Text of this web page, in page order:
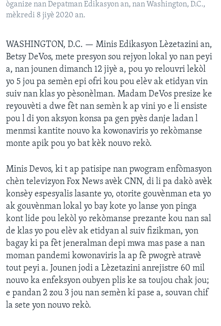
òganize nan Depatman Edikasyon an, nan Washington, D.C.,
mèkredi 8 jiyè 2020 an.
WASHINGTON, D.C. — Minis Edikasyon Lèzetazini an,
Betsy DeVos, mete presyon sou rejyon lokal yo nan peyi
a, nan jounen dimanch 12 jiyè a, pou yo relouvri lekòl
yo 5 jou pa semèn epi ofri kou pou elèv ak etidyan vin
suiv nan klas yo pèsonèlman. Madam DeVos presize ke
reyouvèti a dwe fèt nan semèn k ap vini yo e li ensiste
pou l di yon aksyon konsa pa gen pyès danje ladan l
menmsi kantite nouvo ka kowonaviris yo rekòmanse
monte apik pou yo bat kèk nouvo rekò.
Minis Devos, ki t ap patisipe nan pwogram enfòmasyon
chèn televizyon Fox News avèk CNN, di li pa dakò avèk
konsèy espesyalis lasante yo, otorite gouvènman eta yo
ak gouvènman lokal yo bay kote yo lanse yon pinga
kont lide pou lekòl yo rekòmanse prezante kou nan sal
de klas yo pou elèv ak etidyan al suiv fizikman, yon
bagay ki pa fèt jeneralman depi mwa mas pase a nan
moman pandemi kowonaviris la ap fè pwogrè atravè
tout peyi a. Jounen jodi a Lèzetazini anrejistre 60 mil
nouvo ka enfeksyon oubyen plis ke sa toujou chak jou;
e pandan 2 zou 3 jou nan semèn ki pase a, souvan chif
la sete yon nouvo rekò.